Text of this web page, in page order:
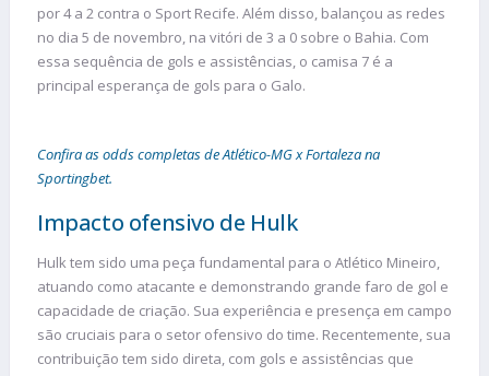
por 4 a 2 contra o Sport Recife. Além disso, balançou as redes
no dia 5 de novembro, na vitóri de 3 a 0 sobre o Bahia. Com
essa sequência de gols e assistências, o camisa 7 é a
principal esperança de gols para o Galo.
Confira as odds completas de Atlético-MG x Fortaleza na
Sportingbet.
Impacto ofensivo de Hulk
Hulk tem sido uma peça fundamental para o Atlético Mineiro,
atuando como atacante e demonstrando grande faro de gol e
capacidade de criação. Sua experiência e presença em campo
são cruciais para o setor ofensivo do time. Recentemente, sua
contribuição tem sido direta, com gols e assistências que